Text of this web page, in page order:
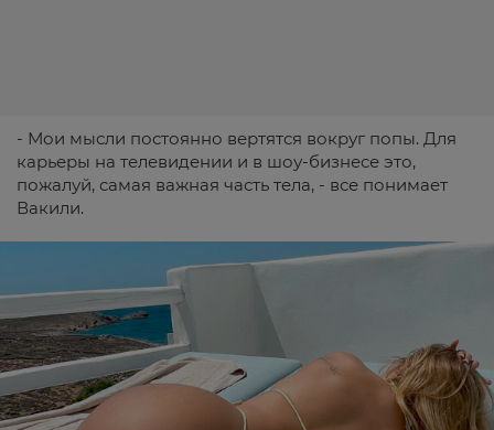
- Мои мысли постоянно вертятся вокруг попы. Для
карьеры на телевидении и в шоу-бизнесе это,
пожалуй, самая важная часть тела, - все понимает
Вакили.